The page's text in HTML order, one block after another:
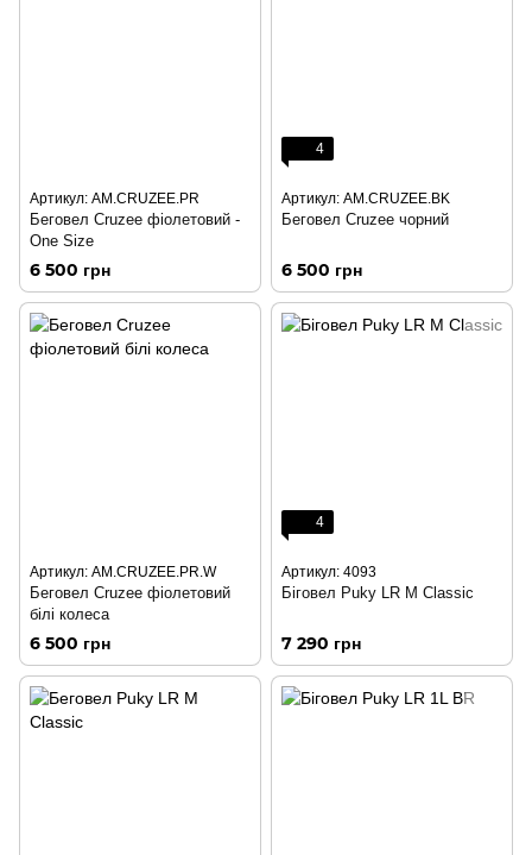
Артикул: AM.CRUZEE.PR
Беговел Cruzee фіолетовий -
One Size
6 500 грн
4
Артикул: AM.CRUZEE.BK
Беговел Cruzee чорний
6 500 грн
Артикул: AM.CRUZEE.PR.W
Беговел Cruzee фіолетовий
білі колеса
6 500 грн
4
Артикул: 4093
Біговел Puky LR M Classic
7 290 грн